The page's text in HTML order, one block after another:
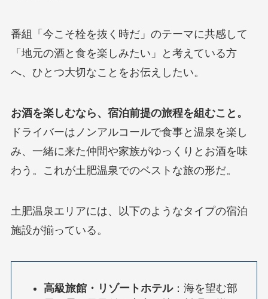
番組「今こそ栓を抜く時だ」のテーマに共感して
「地元の酒と食を楽しみたい」と考えている方
へ、ひとつ大切なことをお伝えしたい。
お酒を楽しむなら、宿泊前提の旅程を組むこと。
ドライバーはノンアルコールで食事と温泉を楽し
み、一緒に来た仲間や家族がゆっくりとお酒を味
わう。これが土肥温泉でのベストな旅の形だ。
土肥温泉エリアには、以下のようなタイプの宿泊
施設が揃っている。
高級旅館・リゾートホテル：海を望む部